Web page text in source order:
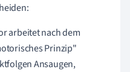
arbeitet nach dem
Prinzip"
Ansaugen,